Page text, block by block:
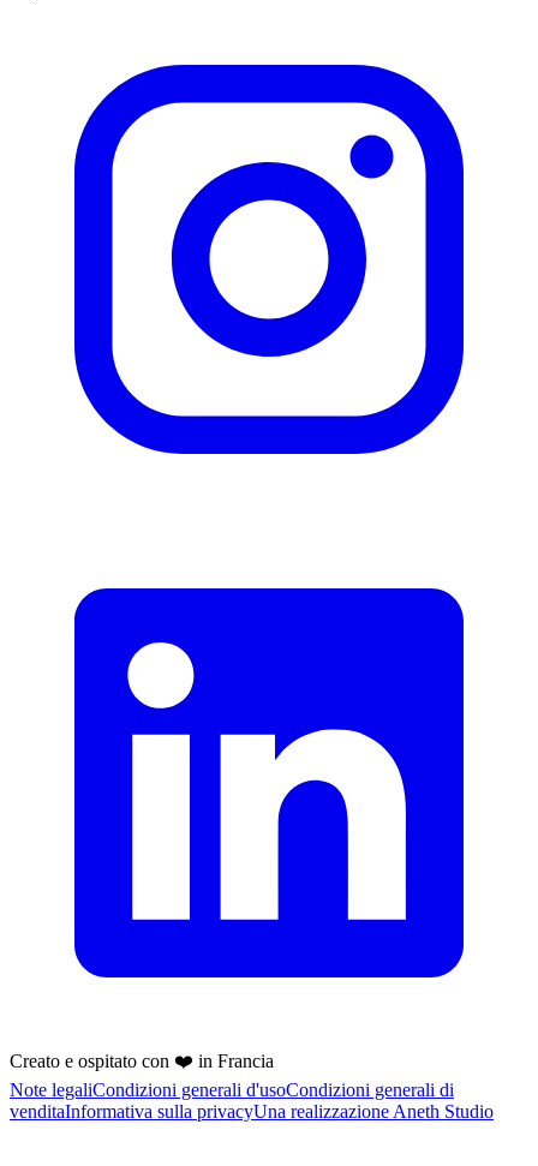
Creato e ospitato con ❤️ in Francia
Note legaliCondizioni generali d'usoCondizioni generali di
venditaInformativa sulla privacyUna realizzazione Aneth Studio